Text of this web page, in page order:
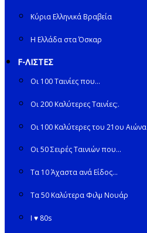
Κύρια Ελληνικά Βραβεία
Η Ελλάδα στα Όσκαρ
F-ΛΙΣΤΕΣ
Οι 100 Ταινίες που…
Οι 200 Καλύτερες Ταινίες;.
Οι 100 Καλύτερες του 21ου Αιώνα
Οι 50 Σειρές Ταινιών που…
Τα 10 Άχαστα ανά Είδος…
Τα 50 Καλύτερα Φιλμ Νουάρ
I ♥ 80s